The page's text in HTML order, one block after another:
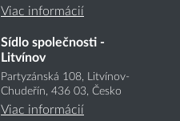
Viac informácií
Sídlo společnosti -
Litvínov
Partyzánská 108, Litvínov-
Chudeřín, 436 03, Česko
Viac informácií